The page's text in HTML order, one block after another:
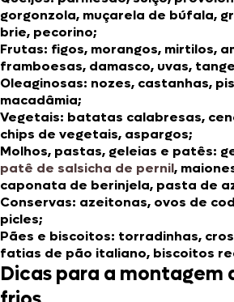
gorgonzola, muçarela de búfala,
brie, pecorino;
Frutas: figos, morangos, mirtilos,
framboesas, damasco, uvas,
Oleaginosas: nozes, castanhas,
macadâmia;
Vegetais: batatas calabresas,
chips de vegetais, aspargos;
Molhos, pastas, geleias e patês:
patê de salsicha de pernil,
caponata de berinjela, pasta de
Conservas: azeitonas, ovos de
picles;
Pães e biscoitos: torradinhas,
fatias de pão italiano, biscoitos
Dicas para a montagem